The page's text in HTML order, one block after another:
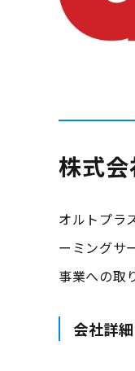
株式
オルトプラ
ーミングサ
事業への取
会社詳細